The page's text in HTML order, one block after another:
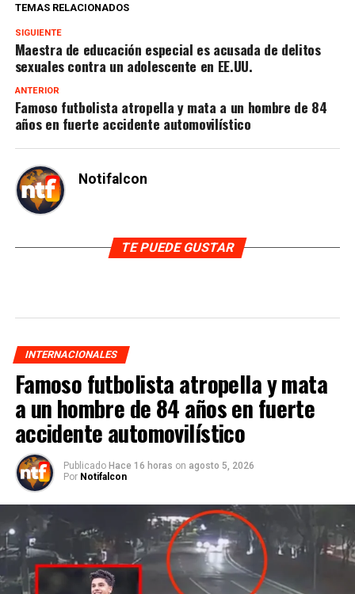
TEMAS RELACIONADOS
SIGUIENTE
Maestra de educación especial es acusada de delitos
sexuales contra un adolescente en EE.UU.
ANTERIOR
Famoso futbolista atropella y mata a un hombre de 84
años en fuerte accidente automovilístico
Notifalcon
TE PUEDE GUSTAR
INTERNACIONALES
Famoso futbolista atropella y mata
a un hombre de 84 años en fuerte
accidente automovilístico
Publicado Hace 16 horas on agosto 5, 2026
Por Notifalcon